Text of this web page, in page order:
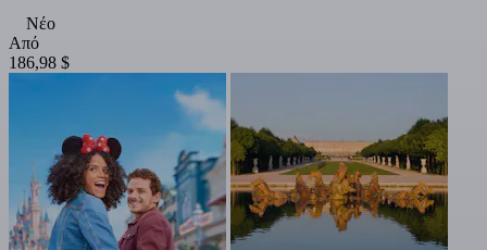
Νέο
Από
186,98 $